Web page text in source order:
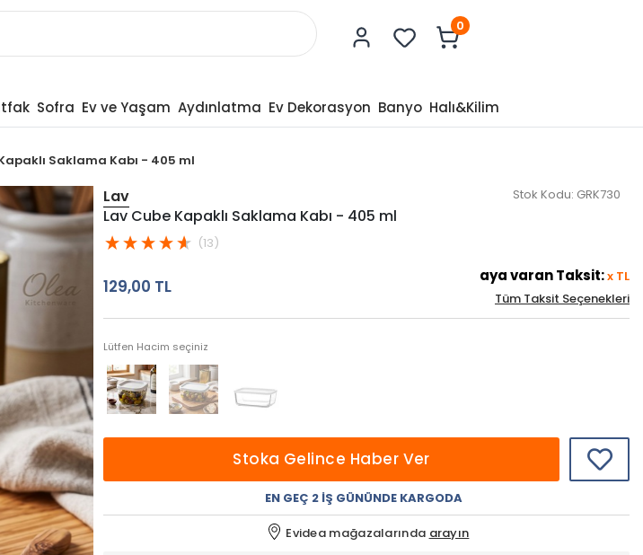
0
Sofra Ev ve Yaşam Aydınlatma Ev Dekorasyon Banyo Halı&Kilim
Saklama Kabı - 405 ml
Lav Stok Kodu: GRK730
Lav Cube Kapaklı Saklama Kabı - 405 ml
(13)
129,00 TL
aya varan Taksit:x TL
Tüm Taksit Seçenekleri
Lütfen Hacim seçiniz
Stoka Gelince Haber Ver
EN GEÇ 2 İŞ GÜNÜNDE KARGODA
Evidea mağazalarında arayın